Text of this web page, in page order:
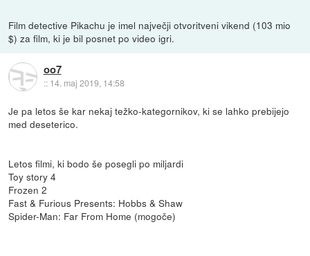
Film detective Pikachu je imel največji otvoritveni vikend (103 mio
$) za film, ki je bil posnet po video igri.
oo7
:: 14. maj 2019, 14:58
Je pa letos še kar nekaj težko-kategornikov, ki se lahko prebijejo
med deseterico.
Letos filmi, ki bodo še posegli po miljardi
Toy story 4
Frozen 2
Fast & Furious Presents: Hobbs & Shaw
Spider-Man: Far From Home (mogoče)